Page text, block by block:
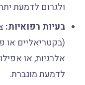
ולגרום לדמעת יתר.
בעיות רפואיות:
(בקטריאליים או
אלרגיות, או
לדמעת מוגברת.